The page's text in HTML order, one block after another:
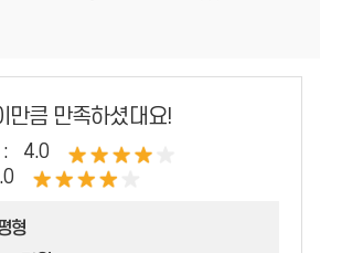
만큼 만족하셨대요!
4.0
형